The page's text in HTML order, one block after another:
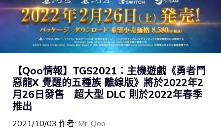
【Qoo情報】TGS2021：主機遊戲《勇者鬥
惡龍X 覺醒的五種族 離線版》將於2022年2
月26日發售 超大型 DLC 則於2022年春季
推出
2021/10/03 作者: Mr. Qoo